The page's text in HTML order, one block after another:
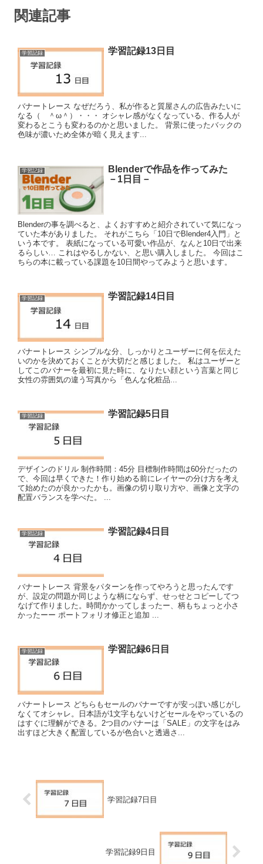
関連記事
学習記録 学習記録13日目
バナートレース なぜだろう、私が作ると質屋さんの広告みたいに
なる（ ＾ω＾）・・・ オシャレ感がなくなっている、作る人が
変わるとこうも変わるのかと思いました。 背景に使ったバックの
色味が濃いため全体が暗く見えます...
学習記録
Blenderで作品を作ってみた
－1日目－
Blenderの事を調べると、よくおすすめと紹介されていて気になっ
ていた本がありました。 それがこちら「10日でBlender4入門」と
いう本です。 表紙になっている可愛い作品が、なんと10日で出来
るらしい… これはやるしかない、と思い購入しました。 今回はこ
ちらの本に載っている課題を10日間やってみようと思います。
学習記録 学習記録14日目
バナートレース シンプルな分、しっかりとユーザーに何を伝えた
いのかを決めておくことが大切だと感じました。 私はユーザーと
してこのバナーを最初に見た時に、なりたい顔という言葉と同じ
女性の雰囲気の違う写真から「色んな化粧品...
学習記録 学習記録5日目
デザインのドリル 制作時間：45分 目標制作時間は60分だったの
で、今回は早くできた！作り始める前にレイヤーの分け方を考え
て始めたのが良かったかも。画像の切り取り方や、画像と文字の
配置バランスを学べた。 ...
学習記録 学習記録4日目
バナートレース 背景をパターンを作ってやろうと思ったんです
が、設定の問題か同じような柄にならず、せっせとコピーしてつ
なげて作りました。時間かかってしまったー、柄もちょっと小さ
かったーー ポートフォリオ修正と追加 ...
学習記録 学習記録6日目
バナートレース どちらもセールのバナーですが安っぽい感じがし
なくてオシャレ。日本語が1文字もないけどセールをやっているの
はすぐに理解ができる。2つ目のバナーは「SALE」の文字をはみ
出すほど大きく配置しているが色合いと透過さ...
学習記録7日目
学習記録9日目